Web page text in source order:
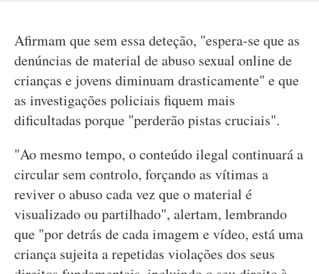
Afirmam que sem essa deteção, "espera-se que as
denúncias de material de abuso sexual online de
crianças e jovens diminuam drasticamente" e que
as investigações policiais fiquem mais
dificultadas porque "perderão pistas cruciais".
"Ao mesmo tempo, o conteúdo ilegal continuará a
circular sem controlo, forçando as vítimas a
reviver o abuso cada vez que o material é
visualizado ou partilhado", alertam, lembrando
que "por detrás de cada imagem e vídeo, está uma
criança sujeita a repetidas violações dos seus